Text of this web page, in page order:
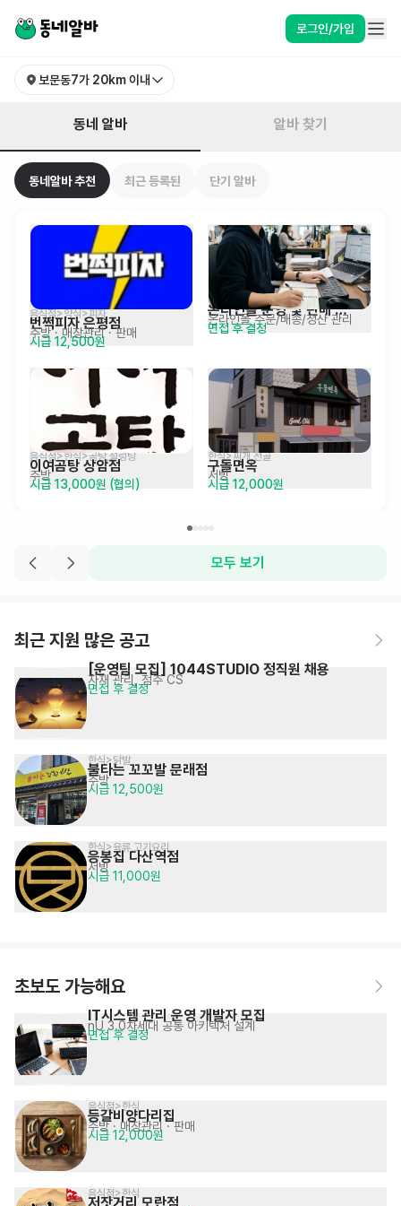
로그인/가입
보문동7가 20km 이내
동네 알바 알바 찾기
동네알바 추천 최근 등록된 단기 알바
음식점>양식>피자
번쩍피자 은평점
주방· 매장관리 · 판매
시급 12,500원
온라인몰 운영 및 판매
관리자 경력 모집
온라인몰 주문/배송/정산 관리
면접 후 결정
음식점>한식>곰탕,설렁탕
이여곰탕 상암점
주방
시급 13,000원 (협의)
한식>찌개,전골
구돌면옥
서빙
시급 12,000원
모두 보기
최근 지원 많은 공고
[운영팀 모집] 1044STUDIO 정직원 채용
자재 관리, 점주 CS
면접 후 결정
한식>닭발
불타는 꼬꼬발 문래점
주방
시급 12,500원
한식>육류,고기요리
응봉집 다산역점
서빙
시급 11,000원
초보도 가능해요
IT시스템 관리 운영 개발자 모집
nU 3.0차세대 공통 아키텍처 설계
면접 후 결정
음식점>한식
등갈비양다리집
주방· 매장관리 · 판매
시급 12,000원
음식점>한식